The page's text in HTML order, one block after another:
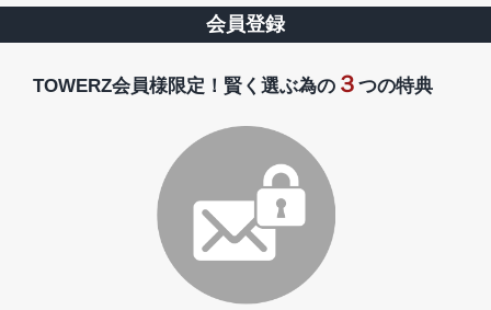
会員登録
TOWERZ会員様限定！賢く選ぶ為の３ つの特典